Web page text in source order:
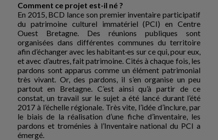
Comment ce projet est-il né ?
En 2015, BCD lance son premier inventaire participatif
du patrimoine culturel immatériel (PCI) en Centre
Ouest Bretagne. Des réunions publiques sont
organisées dans différentes communes du territoire
afin d’échanger avec les habitant·es sur ce qui, pour eux,
et avec d’autres, fait patrimoine. Cités à chaque fois, les
pardons sont apparus comme un élément patrimonial
très vivant. Or, des pardons, il s’en organise un peu
partout en Bretagne. C’est ainsi qu’à partir de ce
constat, un travail sur le sujet a été lancé durant l’été
2017 à l’échelle régionale. Très vite, l’idée d’inclure, par
le biais de la réalisation d’une fiche d’inventaire, les
pardons et troménies à l’Inventaire national du PCI a
émergé.